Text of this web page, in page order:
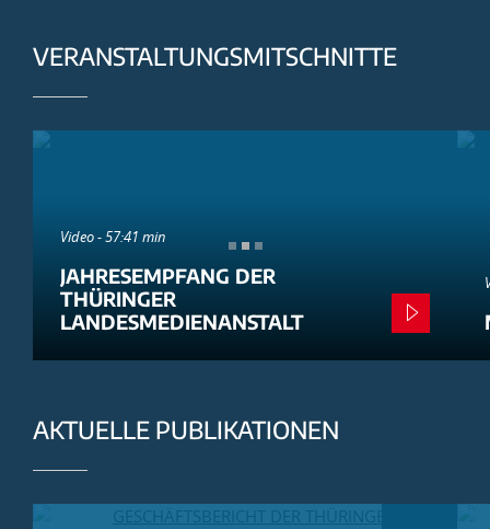
VERANSTALTUNGSMITSCHNITTE
Video - 57:41 min
JAHRESEMPFANG DER
THÜRINGER
LANDESMEDIENANSTALT
AKTUELLE PUBLIKATIONEN